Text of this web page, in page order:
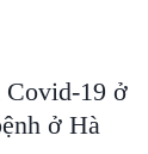
Covid-19 ở
ở Hà